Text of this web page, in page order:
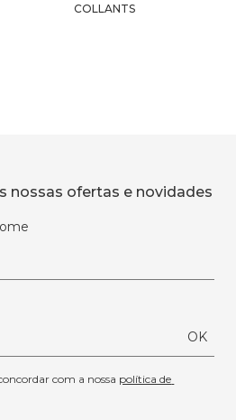
COLLANTS
nossas ofertas e novidades
OK
com a nossa política de